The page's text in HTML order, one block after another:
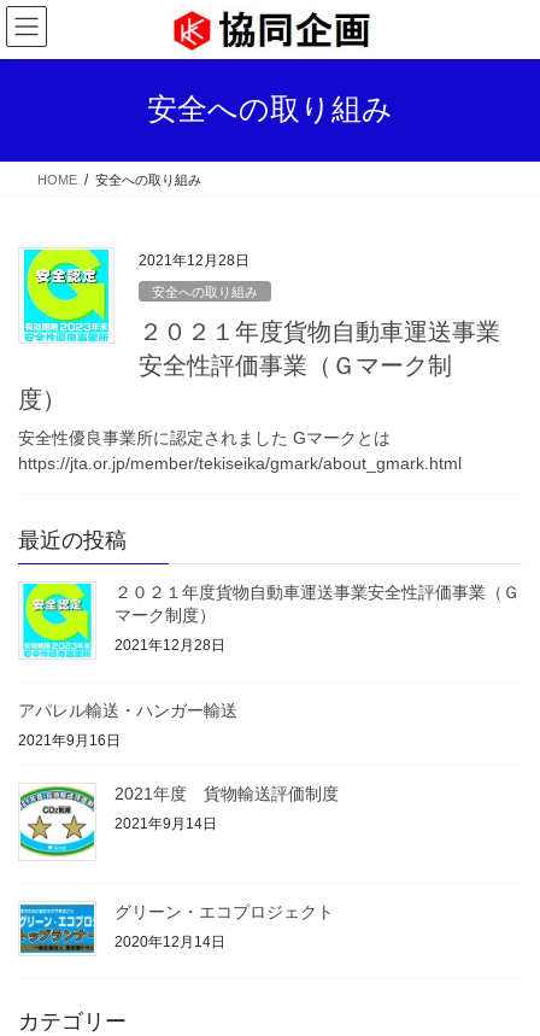
コ
ン
テ
ス
ナ
ビ
ゲ
ン
安全への取り組み
HOME 安全への取り組み
2021年12月28日
安全への取り組み
２０２１年度貨物自動車運送事業
安全性評価事業（Ｇマーク制
度）
安全性優良事業所に認定されました Gマークとは
https://jta.or.jp/member/tekiseika/gmark/about_gmark.html
最近の投稿
２０２１年度貨物自動車運送事業安全性評価事業（Ｇ
マーク制度）
2021年12月28日
アパレル輸送・ハンガー輸送
2021年9月16日
2021年度 貨物輸送評価制度
2021年9月14日
グリーン・エコプロジェクト
2020年12月14日
カテゴリー